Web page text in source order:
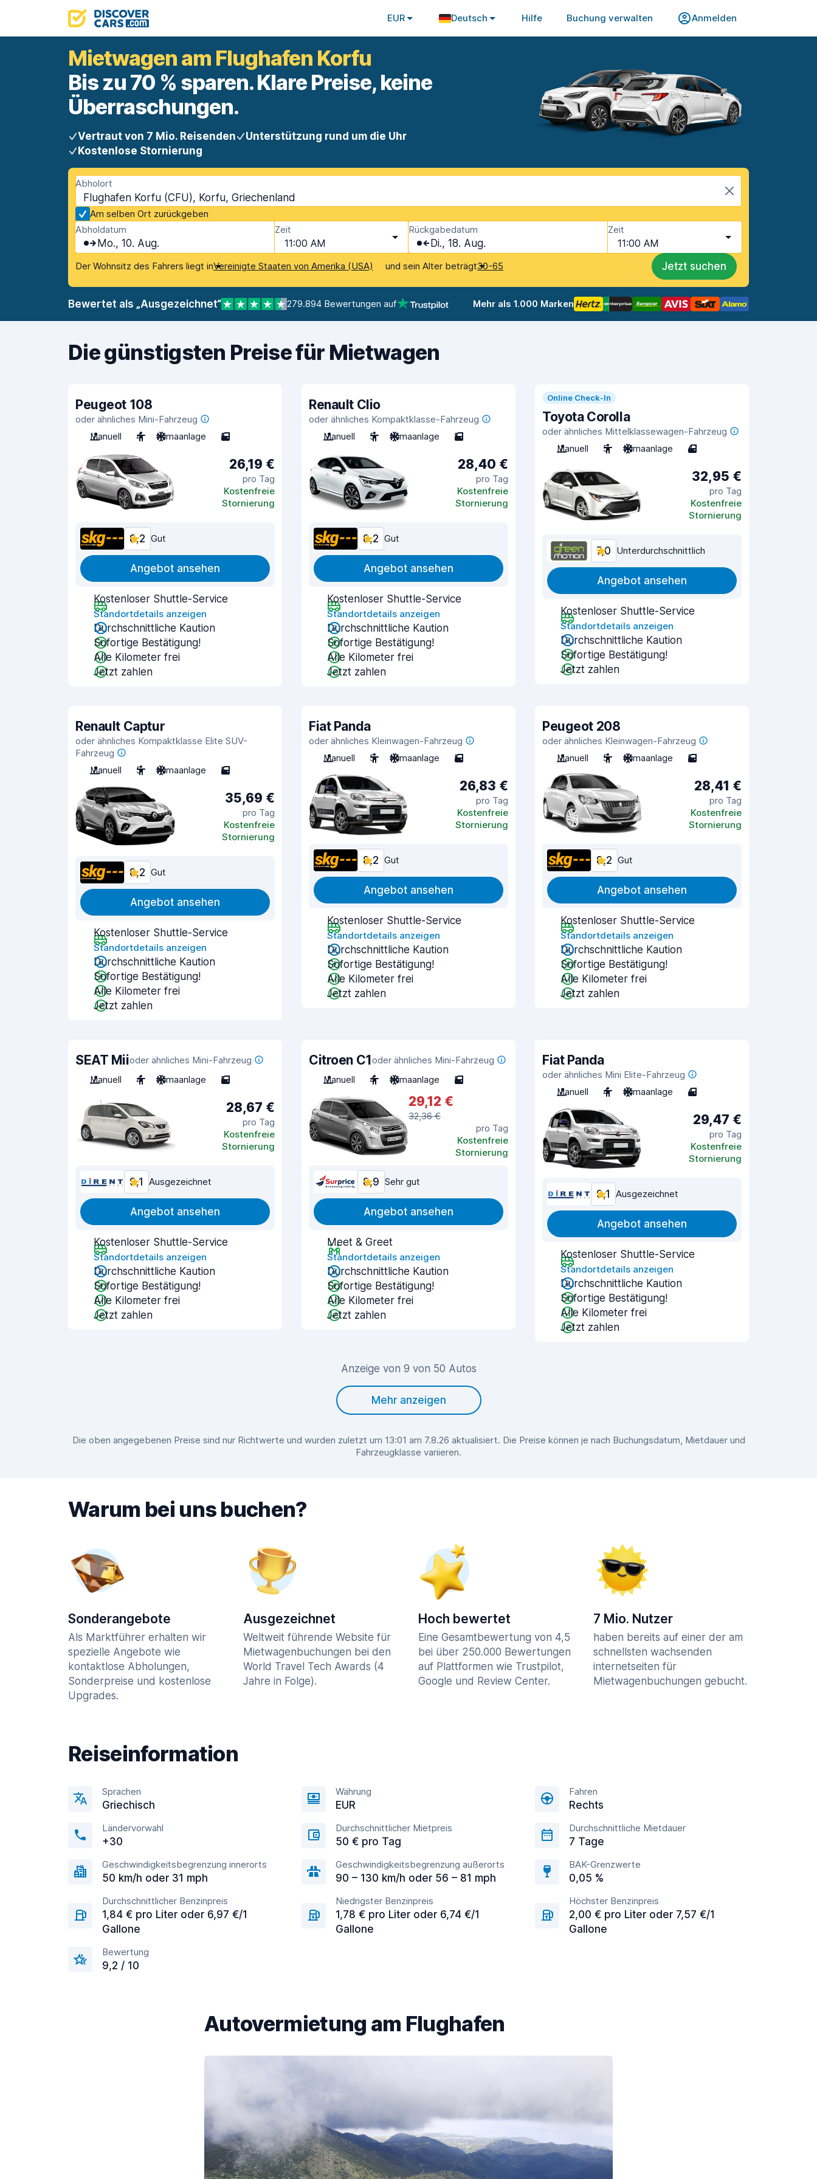
EUR Deutsch Hilfe Buchung verwalten Anmelden
Mietwagen am Flughafen Korfu
Bis zu 70 % sparen. Klare Preise, keine
Überraschungen.
Vertraut von 7 Mio. Reisenden
Unterstützung rund um die Uhr
Kostenlose Stornierung
Abholort
Flughafen Korfu (CFU), Korfu, Griechenland
Am selben Ort zurückgeben
Abholdatum
Mo., 10. Aug.
Zeit
11:00 AM
Rückgabedatum
Di., 18. Aug.
Zeit
11:00 AM
Der Wohnsitz des Fahrers liegt inVereinigte Staaten von Amerika (USA) und sein Alter beträgt30-65 Jetzt suchen
Bewertet als „Ausgezeichnet“ 279.894 Bewertungen auf Mehr als 1.000 Marken
Die günstigsten Preise für Mietwagen
Peugeot 108
oder ähnliches Mini-Fahrzeug
Manuell
4 Klimaanlage 5
26,19 €
pro Tag
Kostenfreie
Stornierung
8,2 Gut
Angebot ansehen
Kostenloser Shuttle-Service
Standortdetails anzeigen
Durchschnittliche Kaution
Sofortige Bestätigung!
Alle Kilometer frei
Jetzt zahlen
Renault Clio
oder ähnliches Kompaktklasse-Fahrzeug
Manuell
5 Klimaanlage 5
28,40 €
pro Tag
Kostenfreie
Stornierung
8,2 Gut
Angebot ansehen
Kostenloser Shuttle-Service
Standortdetails anzeigen
Durchschnittliche Kaution
Sofortige Bestätigung!
Alle Kilometer frei
Jetzt zahlen
Online Check-In
Toyota Corolla
oder ähnliches Mittelklassewagen-Fahrzeug
Manuell
5 Klimaanlage 4
32,95 €
pro Tag
Kostenfreie
Stornierung
7,0 Unterdurchschnittlich
Angebot ansehen
Kostenloser Shuttle-Service
Standortdetails anzeigen
Durchschnittliche Kaution
Sofortige Bestätigung!
Jetzt zahlen
Renault Captur
oder ähnliches Kompaktklasse Elite SUV-
Fahrzeug
Manuell
5 Klimaanlage 5
35,69 €
pro Tag
Kostenfreie
Stornierung
8,2 Gut
Angebot ansehen
Kostenloser Shuttle-Service
Standortdetails anzeigen
Durchschnittliche Kaution
Sofortige Bestätigung!
Alle Kilometer frei
Jetzt zahlen
Fiat Panda
oder ähnliches Kleinwagen-Fahrzeug
Manuell
5 Klimaanlage 5
26,83 €
pro Tag
Kostenfreie
Stornierung
8,2 Gut
Angebot ansehen
Kostenloser Shuttle-Service
Standortdetails anzeigen
Durchschnittliche Kaution
Sofortige Bestätigung!
Alle Kilometer frei
Jetzt zahlen
Peugeot 208
oder ähnliches Kleinwagen-Fahrzeug
Manuell
5 Klimaanlage 5
28,41 €
pro Tag
Kostenfreie
Stornierung
8,2 Gut
Angebot ansehen
Kostenloser Shuttle-Service
Standortdetails anzeigen
Durchschnittliche Kaution
Sofortige Bestätigung!
Alle Kilometer frei
Jetzt zahlen
SEAT Miioder ähnliches Mini-Fahrzeug
Manuell
4 Klimaanlage 5
28,67 €
pro Tag
Kostenfreie
Stornierung
9,1 Ausgezeichnet
Angebot ansehen
Kostenloser Shuttle-Service
Standortdetails anzeigen
Durchschnittliche Kaution
Sofortige Bestätigung!
Alle Kilometer frei
Jetzt zahlen
Citroen C1oder ähnliches Mini-Fahrzeug
Manuell
4 Klimaanlage 5
29,12 €
32,36 €
pro Tag
Kostenfreie
Stornierung
8,9 Sehr gut
Angebot ansehen
Meet & Greet
Standortdetails anzeigen
Durchschnittliche Kaution
Sofortige Bestätigung!
Alle Kilometer frei
Jetzt zahlen
Fiat Panda
oder ähnliches Mini Elite-Fahrzeug
Manuell
4 Klimaanlage 4
29,47 €
pro Tag
Kostenfreie
Stornierung
9,1 Ausgezeichnet
Angebot ansehen
Kostenloser Shuttle-Service
Standortdetails anzeigen
Durchschnittliche Kaution
Sofortige Bestätigung!
Alle Kilometer frei
Jetzt zahlen
Anzeige von 9 von 50 Autos
Mehr anzeigen
Die oben angegebenen Preise sind nur Richtwerte und wurden zuletzt um 13:01 am 7.8.26 aktualisiert. Die Preise können je nach Buchungsdatum, Mietdauer und
Fahrzeugklasse variieren.
Warum bei uns buchen?
Sonderangebote
Als Marktführer erhalten wir
spezielle Angebote wie
kontaktlose Abholungen,
Sonderpreise und kostenlose
Upgrades.
Ausgezeichnet
Weltweit führende Website für
Mietwagenbuchungen bei den
World Travel Tech Awards (4
Jahre in Folge).
Hoch bewertet
Eine Gesamtbewertung von 4,5
bei über 250.000 Bewertungen
auf Plattformen wie Trustpilot,
Google und Review Center.
7 Mio. Nutzer
haben bereits auf einer der am
schnellsten wachsenden
internetseiten für
Mietwagenbuchungen gebucht.
Reiseinformation
Sprachen
Griechisch
Währung
EUR
Fahren
Rechts
Ländervorwahl
+30
Durchschnittlicher Mietpreis
50 € pro Tag
Durchschnittliche Mietdauer
7 Tage
Geschwindigkeitsbegrenzung innerorts
50 km/h oder 31 mph
Geschwindigkeitsbegrenzung außerorts
90 – 130 km/h oder 56 – 81 mph
BAK-Grenzwerte
0,05 %
Durchschnittlicher Benzinpreis
1,84 € pro Liter oder 6,97 €/1
Gallone
Niedrigster Benzinpreis
1,78 € pro Liter oder 6,74 €/1
Gallone
Höchster Benzinpreis
2,00 € pro Liter oder 7,57 €/1
Gallone
Bewertung
9,2 / 10
Autovermietung am Flughafen